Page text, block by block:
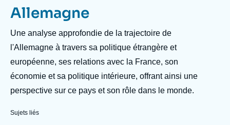
Navigation
principale
L'Ifri
Analyses
Événements
À propos de l'Ifri
L'Ifri en bref
Recherches fréquentes
Allemagne
Description
Une analyse approfondie de la trajectoire de
l'Allemagne à travers sa politique étrangère et
européenne, ses relations avec la France, son
économie et sa politique intérieure, offrant ainsi une
perspective sur ce pays et son rôle dans le monde.
Sujets liés